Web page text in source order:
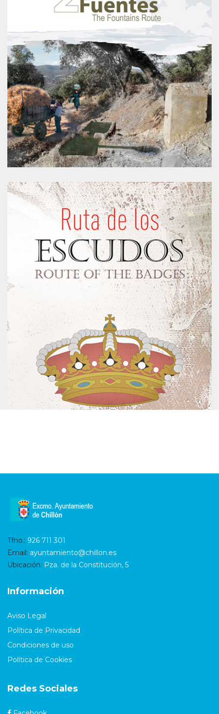
Tfno.: 926 711 301
Email: ayuntamiento@chillon.es
Ubicación: Pza. de la Constitución, 5
Información
Aviso Legal
Política de Privacidad
Condiciones de uso
Política de Cookies
Redes Sociales